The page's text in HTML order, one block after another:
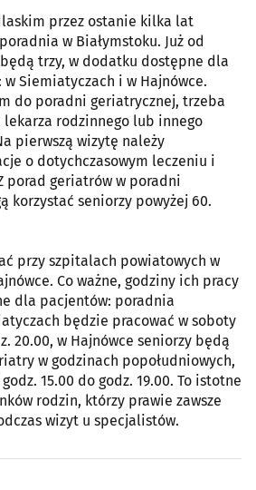
przez ostanie kilka lat
w Białymstoku. Już od
trzy, w dodatku dostępne dla
Siemiatyczach i w Hajnówce.
do poradni geriatrycznej, trzeba
rodzinnego lub innego
pierwszą wizytę należy
o dotychczasowym leczeniu i
porad geriatrów w poradni
korzystać seniorzy powyżej 60.
przy szpitalach powiatowych w
Co ważne, godziny ich pracy
dla pacjentów: poradnia
będzie pracować w soboty
20.00, w Hajnówce seniorzy będą
w godzinach popołudniowych,
15.00 do godz. 19.00. To istotne
rodzin, którzy prawie zawsze
wizyt u specjalistów.